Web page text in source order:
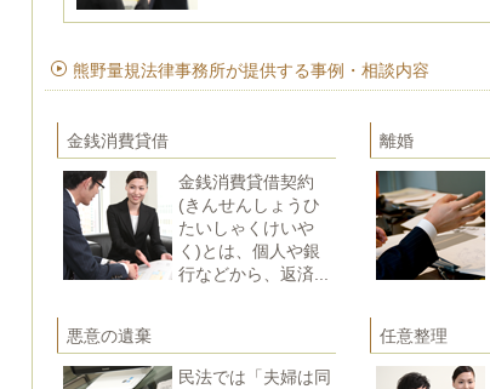
熊野量規法律事務所が提供する事例・相談内容
金銭消費貸借
金銭消費貸借契約
(きんせんしょうひ
たいしゃくけいや
く)とは、個人や銀
行などから、返済...
離婚
悪意の遺棄
民法では「夫婦は同
任意整理